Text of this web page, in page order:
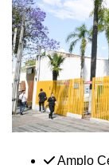
Amplo